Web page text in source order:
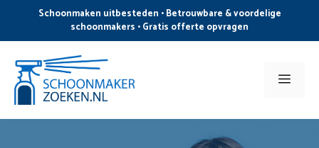
de
inhoud
Schoonmaken uitbesteden • Betrouwbare & voordelige
schoonmakers • Gratis offerte opvragen
Menu